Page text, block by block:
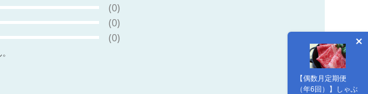
【偶数月定期便
（年6回）】しゃぶ
(0)
(0)
(0)